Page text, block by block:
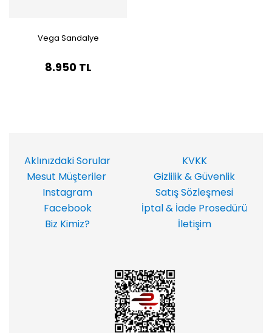
Vega Sandalye
8.950 TL
Aklınızdaki Sorular
KVKK
Mesut Müşteriler
Gizlilik & Güvenlik
Instagram
Satış Sözleşmesi
Facebook
İptal & İade Prosedürü
Biz Kimiz?
İletişim